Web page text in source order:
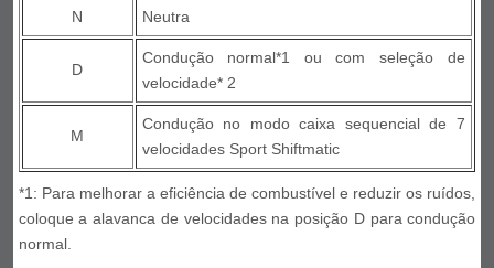
N Neutra
D
Condução normal*1 ou com seleção de
velocidade* 2
M
Condução no modo caixa sequencial de 7
velocidades Sport Shiftmatic
*1: Para melhorar a eficiência de combustível e reduzir os ruídos,
coloque a alavanca de velocidades na posição D para condução
normal.